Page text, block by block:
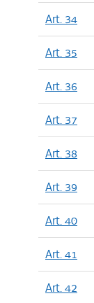
Art. 34
Art. 35
Art. 36
Art. 37
Art. 38
Art. 39
Art. 40
Art. 41
Art. 42